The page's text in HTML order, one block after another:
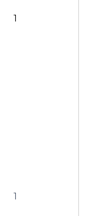
1
1